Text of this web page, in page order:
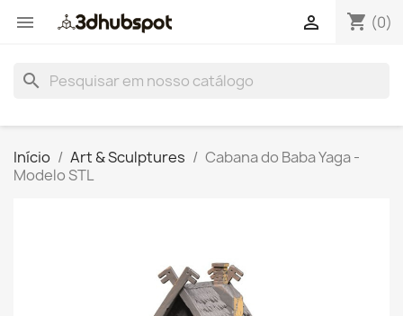
 shopping_cart (0)

search
Início Art & Sculptures
Cabana do Baba Yaga -
Modelo STL